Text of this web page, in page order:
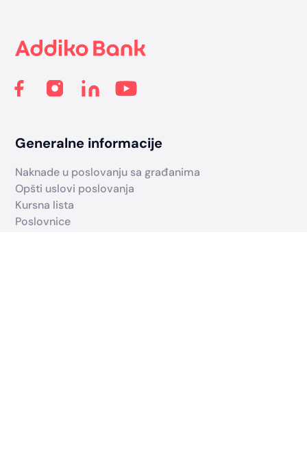
Generalne informacije
Naknade u poslovanju sa građanima
Opšti uslovi poslovanja
Kursna lista
Poslovnice